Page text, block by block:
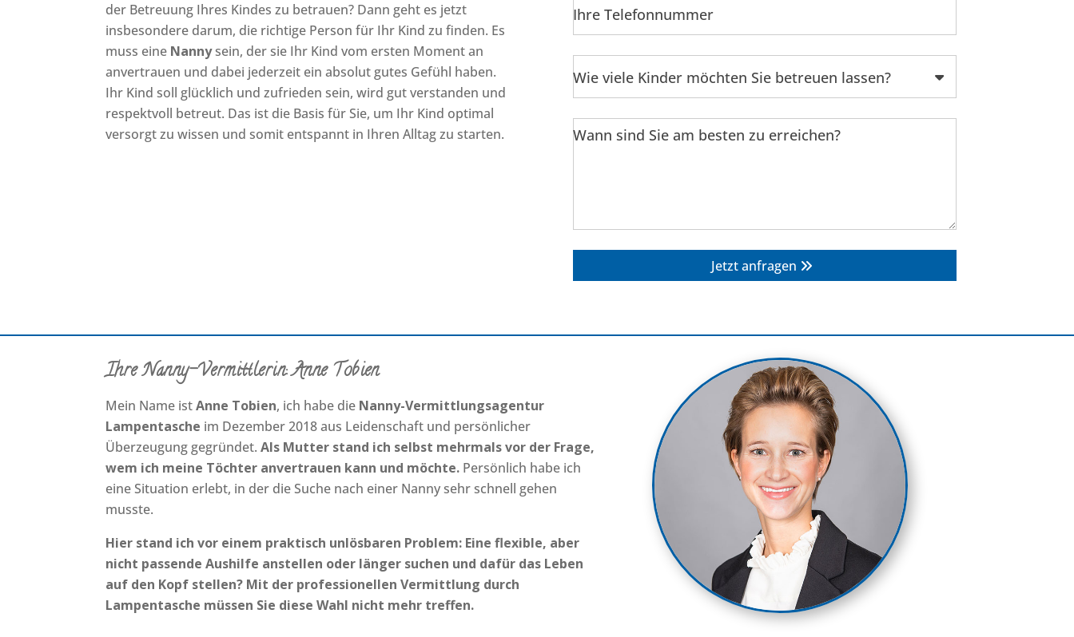
der Betreuung Ihres Kindes zu betrauen? Dann geht es jetzt
insbesondere darum, die richtige Person für Ihr Kind zu finden. Es
muss eine Nannysein, der sie Ihr Kind vom ersten Moment an
anvertrauen und dabei jederzeit ein absolut gutes Gefühl haben.
Ihr Kind soll glücklich und zufrieden sein, wird gut verstanden und
respektvoll betreut. Das ist die Basis für Sie, um Ihr Kind optimal
versorgt zu wissen und somit entspannt in Ihren Alltag zu starten.
Ihre Telefonnummer
Wie viele Kinder möchten Sie betreuen lassen?
Wann sind Sie am besten zu erreichen?
Jetzt anfragen
Ihre Nanny-Vermittlerin: Anne Tobien
Mein Name istAnne Tobien, ich habe die Nanny-Vermittlungsagentur
Lampentasche im Dezember 2018 aus Leidenschaft und persönlicher
Überzeugung gegründet. Als Mutter stand ich selbst mehrmals vor der Frage,
wem ich meine Töchter anvertrauen kann und möchte. Persönlich habe ich
eine Situation erlebt, in der die Suche nach einer Nanny sehr schnell gehen
musste.
Hier stand ich vor einem praktisch unlösbaren Problem: Eine flexible, aber
nicht passende Aushilfe anstellen oder länger suchen und dafür das Leben
auf den Kopf stellen? Mit der professionellen Vermittlung durch
Lampentasche müssen Sie diese Wahl nicht mehr treffen.